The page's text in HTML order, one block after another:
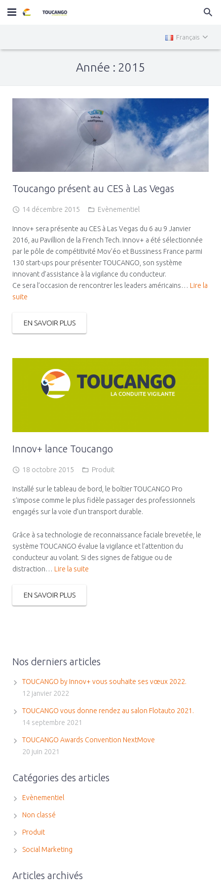
Français
Année : 2015
Toucango présent au CES à Las Vegas
14 décembre 2015 Evènementiel
Innov+ sera présente au CES à Las Vegas du 6 au 9 Janvier
2016, au Pavillion de la French Tech. Innov+ a été sélectionnée
par le pôle de compétitivité Mov’éo et Bussiness France parmi
130 start-ups pour présenter TOUCANGO, son système
innovant d’assistance à la vigilance du conducteur.
Ce sera l’occasion de rencontrer les leaders américains… Lire la
suite
EN SAVOIR PLUS
Innov+ lance Toucango
18 octobre 2015 Produit
Installé sur le tableau de bord, le boîtier TOUCANGO Pro
s’impose comme le plus fidèle passager des professionnels
engagés sur la voie d’un transport durable.
Grâce à sa technologie de reconnaissance faciale brevetée, le
système TOUCANGO évalue la vigilance et l’attention du
conducteur au volant. Si des signes de fatigue ou de
distraction… Lire la suite
EN SAVOIR PLUS
Nos derniers articles
TOUCANGO by Innov+ vous souhaite ses vœux 2022.
12 janvier 2022
TOUCANGO vous donne rendez au salon Flotauto 2021.
14 septembre 2021
TOUCANGO Awards Convention NextMove
20 juin 2021
Catégories des articles
Evènementiel
Non classé
Produit
Social Marketing
Articles archivés